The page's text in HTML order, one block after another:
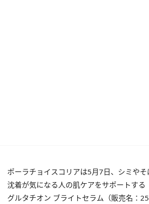
ポーラチョイスコリアは5月7日、シミや
沈着が気になる人の肌ケアをサポートする
グルタチオン ブライトセラム（販売名：